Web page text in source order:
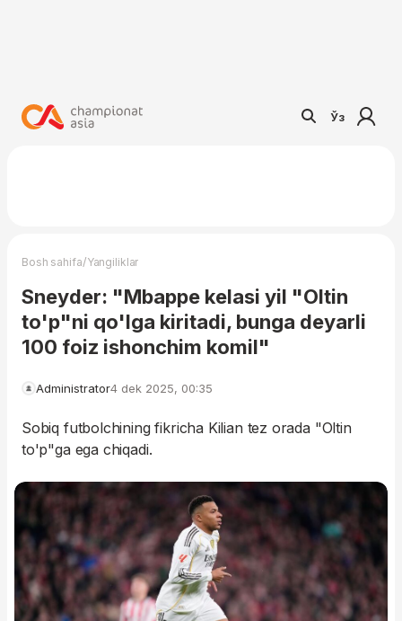
Ўз
Bosh sahifa/Yangiliklar
Sneyder: "Mbappe kelasi yil "Oltin
to'p"ni qo'lga kiritadi, bunga deyarli
100 foiz ishonchim komil"
Administrator4 dek 2025, 00:35
Sobiq futbolchining fikricha Kilian tez orada "Oltin
to'p"ga ega chiqadi.